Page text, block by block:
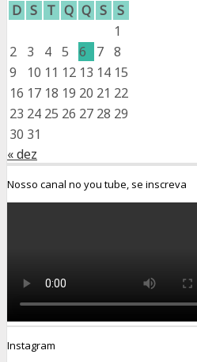
D S T Q Q S
S
1
2
3 4 5 6 7 8
9
10 11 12 13 14 15
16 17 18 19 20 21 22
23 24 25 26 27 28 29
30 31
« dez
Nosso canal no you tube, se inscreva
Instagram